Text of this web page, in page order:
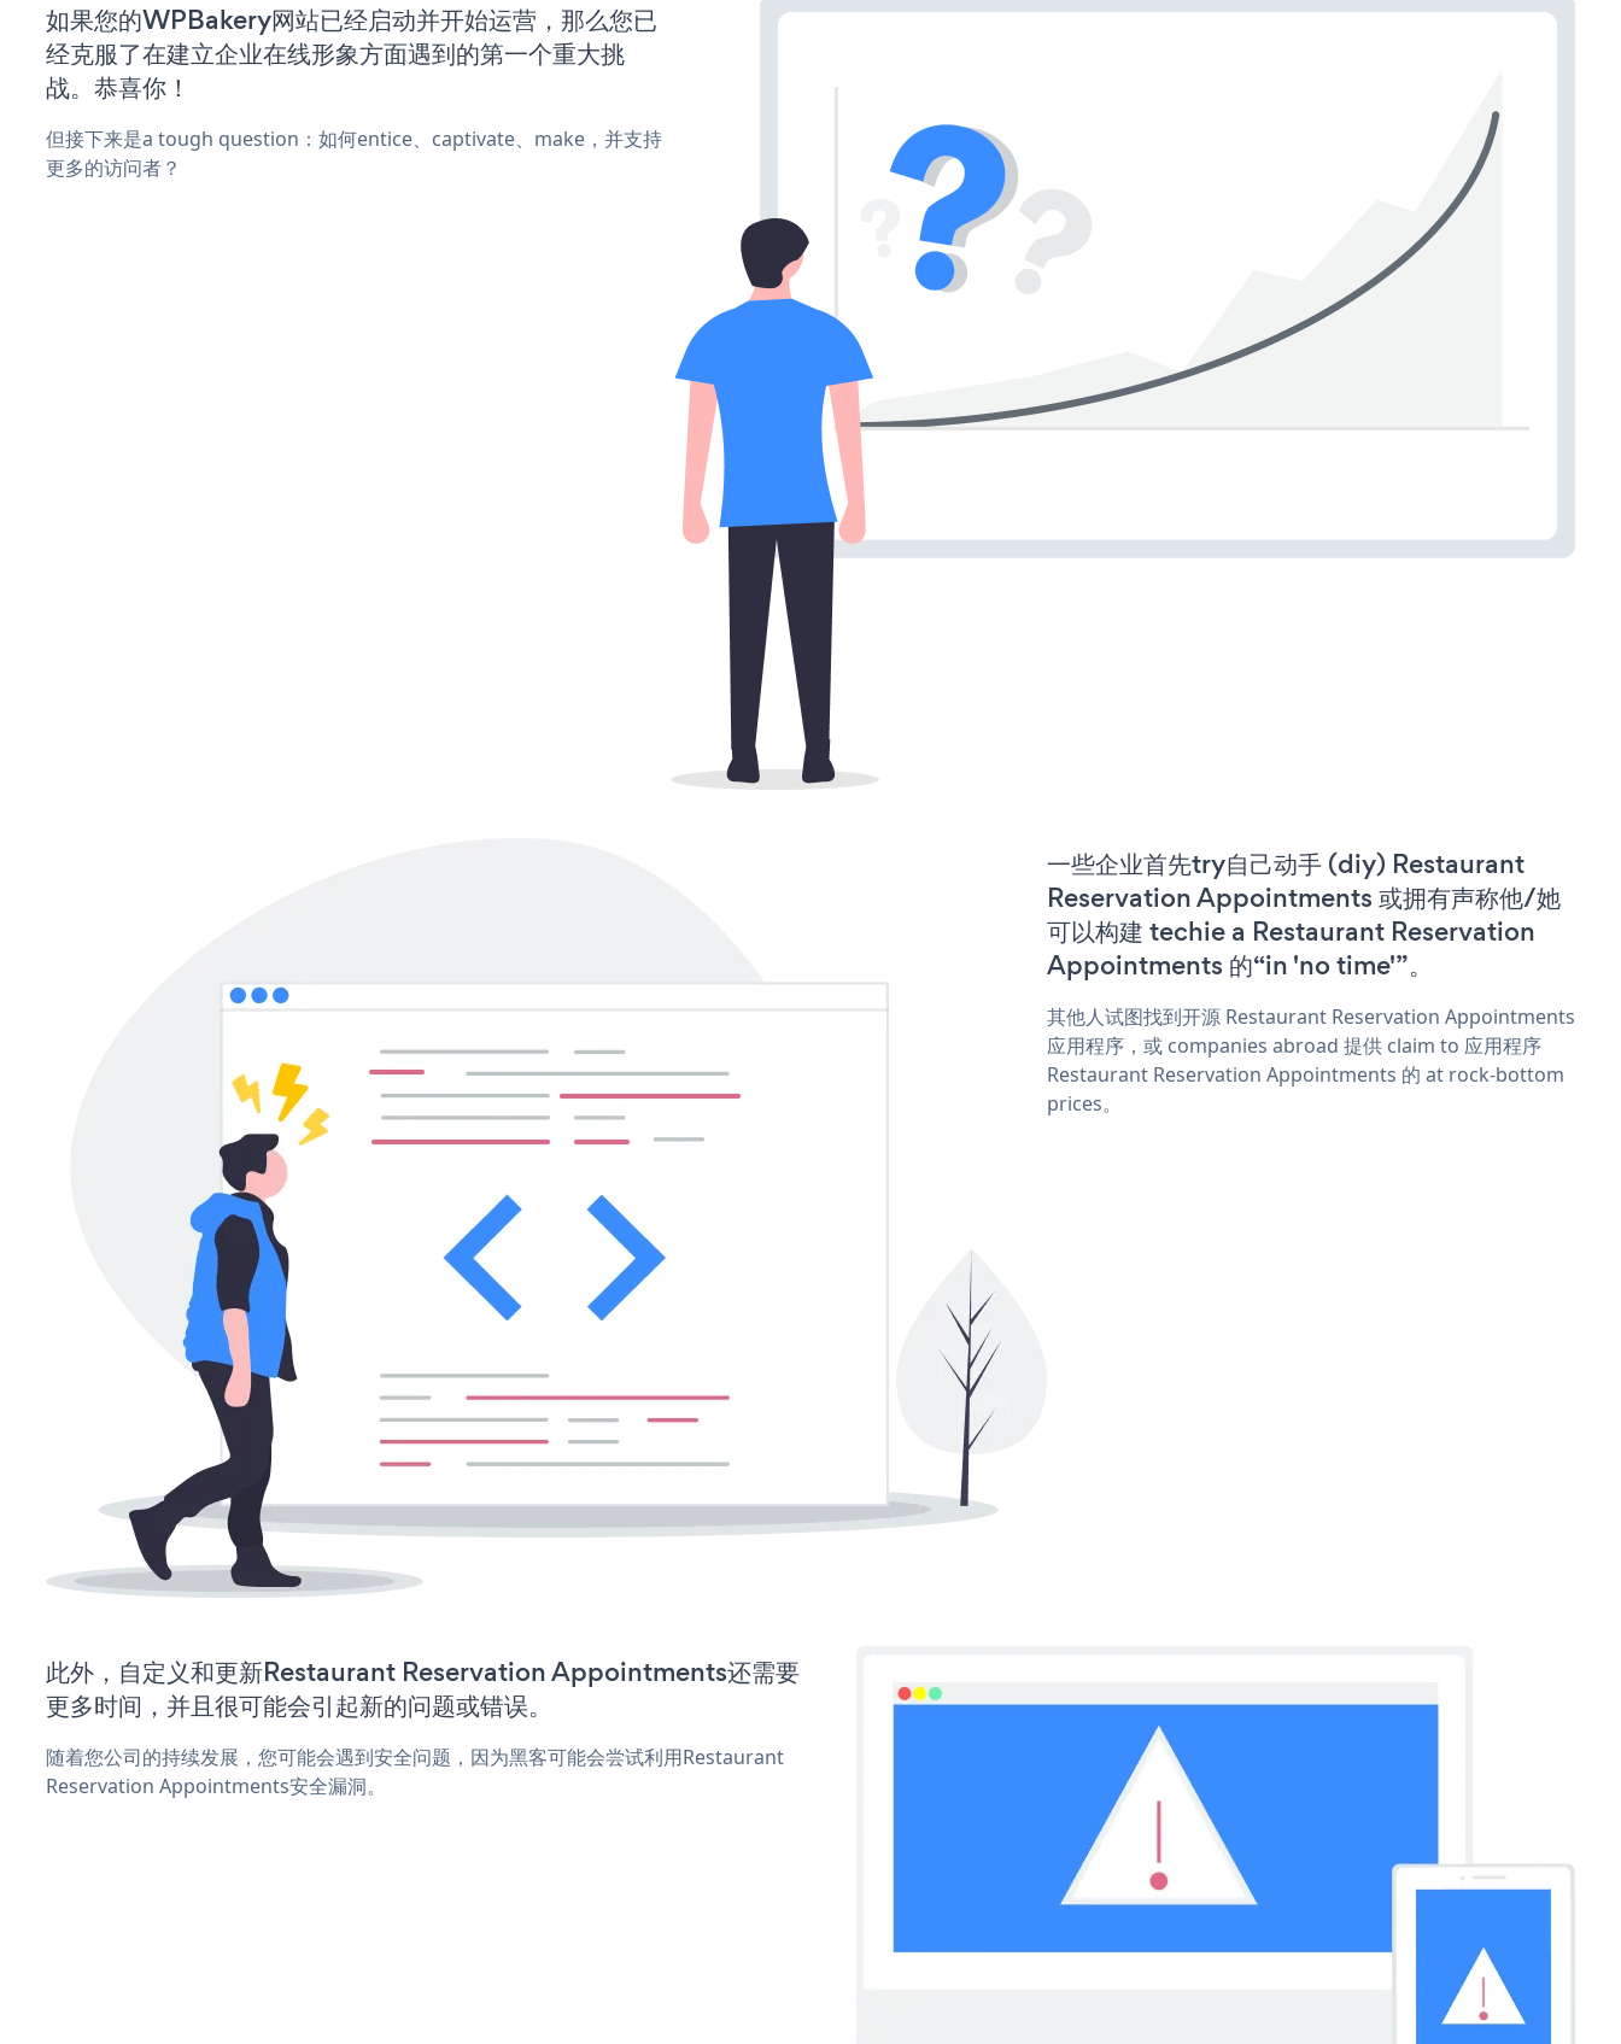
如果您的WPBakery网站已经启动并开始运营，那么您已
经克服了在建立企业在线形象方面遇到的第一个重大挑
战。恭喜你！
但接下来是a tough question：如何entice、captivate、make，并支持
更多的访问者？
一些企业首先try自己动手 (diy) Restaurant
Reservation Appointments 或拥有声称他/她
可以构建 techie a Restaurant Reservation
Appointments 的“in 'no time'”。
其他人试图找到开源 Restaurant Reservation Appointments
应用程序，或 companies abroad 提供 claim to 应用程序
Restaurant Reservation Appointments 的 at rock-bottom
prices。
此外，自定义和更新Restaurant Reservation Appointments还需要
更多时间，并且很可能会引起新的问题或错误。
随着您公司的持续发展，您可能会遇到安全问题，因为黑客可能会尝试利用Restaurant
Reservation Appointments安全漏洞。